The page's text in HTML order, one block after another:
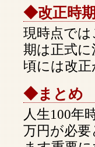
◆改正時
現時点で
期は正式
頃には改
◆まとめ
人生100年
万円が必